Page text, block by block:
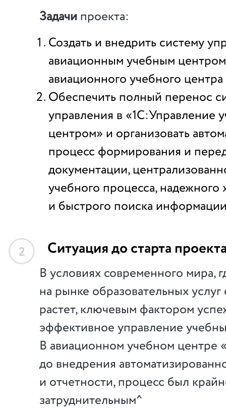
Задачи проекта:
Создать и внедрить систему
авиационным учебным
авиационного учебного
Обеспечить полный перенос
управления в «1C:Управление
центром» и организовать
процесс формирования и
документации,
учебного процесса, надежного
и быстрого поиска
2 Ситуация до старта
В условиях современного мира,
на рынке образовательных
растет, ключевым фактором
эффективное управление
В авиационном учебном центре
до внедрения
и отчетности, процесс был
затруднительным^